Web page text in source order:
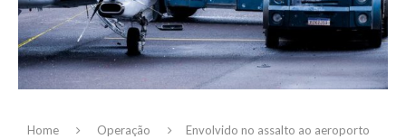
Home Operação
Envolvido no assalto ao aeroporto